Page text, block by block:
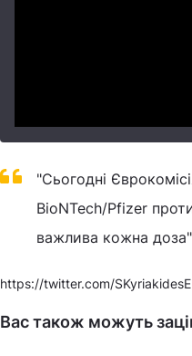
"Сьогодні
BioNTech/Pfizer
важлива кожна
https://twitter.com/
Вас також можуть